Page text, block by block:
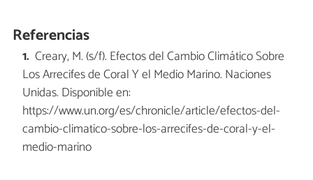
Referencias
Creary, M. (s/f). Efectos del Cambio Climático Sobre
Los Arrecifes de Coral Y el Medio Marino. Naciones
Unidas. Disponible en:
https://www.un.org/es/chronicle/article/efectos-del-
cambio-climatico-sobre-los-arrecifes-de-coral-y-el-
medio-marino